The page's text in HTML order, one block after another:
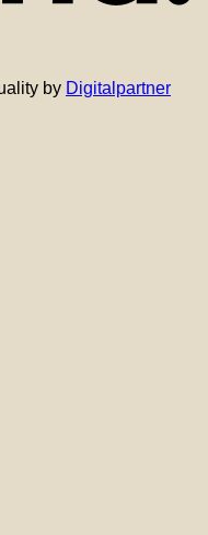
by Digitalpartner